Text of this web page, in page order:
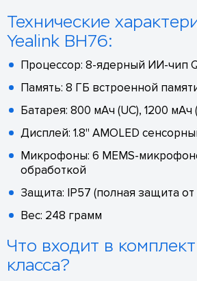
Технические
Yealink BH76:
Процессор: 8-ядерный ИИ-чип
Память: 8 ГБ встроенной
Батарея: 800 мАч (UC), 1200 мАч
Дисплей: 1.8" AMOLED
Микрофоны: 6 MEMS-
обработкой
Защита: IP57 (полная защита
Вес: 248 грамм
Что входит в
класса?